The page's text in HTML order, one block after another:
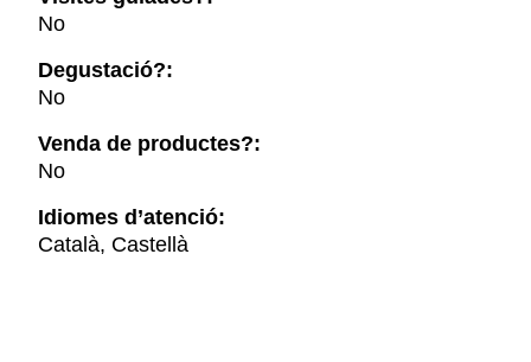
No
Degustació?:
No
Venda de productes?:
No
Idiomes d’atenció:
Català, Castellà